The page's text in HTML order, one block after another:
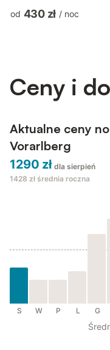
optional Kinderbett,
od 430 zł / noc
Ceny i
Aktualne ceny
Vorarlberg
1290 zł dla sierpień
1428 zł średnia roczna
S W P L G